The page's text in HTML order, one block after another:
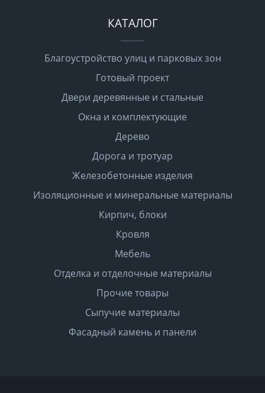
КАТАЛОГ
Благоустройство улиц и парковых зон
Готовый проект
Двери деревянные и стальные
Окна и комплектующие
Дерево
Дорога и тротуар
Железобетонные изделия
Изоляционные и минеральные материалы
Кирпич, блоки
Кровля
Мебель
Отделка и отделочные материалы
Прочие товары
Сыпучие материалы
Фасадный камень и панели